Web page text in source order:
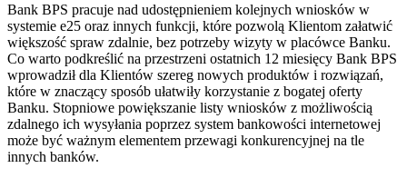
Bank BPS pracuje nad udostępnieniem kolejnych wniosków w
systemie e25 oraz innych funkcji, które pozwolą Klientom załatwić
większość spraw zdalnie, bez potrzeby wizyty w placówce Banku.
Co warto podkreślić na przestrzeni ostatnich 12 miesięcy Bank BPS
wprowadził dla Klientów szereg nowych produktów i rozwiązań,
które w znaczący sposób ułatwiły korzystanie z bogatej oferty
Banku. Stopniowe powiększanie listy wniosków z możliwością
zdalnego ich wysyłania poprzez system bankowości internetowej
może być ważnym elementem przewagi konkurencyjnej na tle
innych banków.